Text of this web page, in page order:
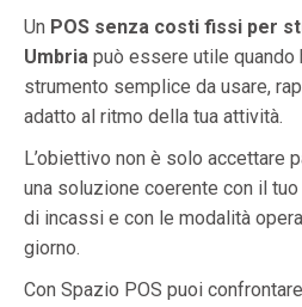
Un POS senza costi fissi per
Umbria può essere utile quando
strumento semplice da usare,
adatto al ritmo della tua attività.
L’obiettivo non è solo accettare
una soluzione coerente con il
di incassi e con le modalità
giorno.
Con Spazio POS puoi